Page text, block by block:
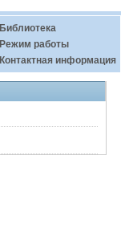
Библиотека
Режим работы
Контактная информация